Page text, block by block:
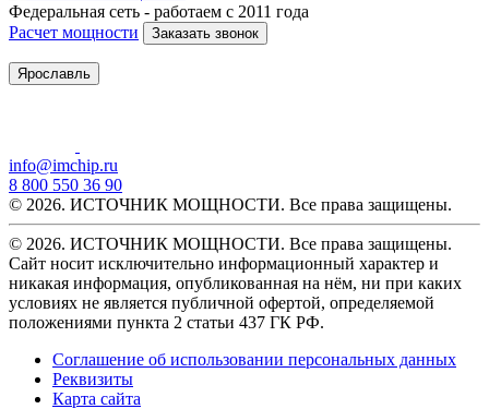
Федеральная сеть - работаем с 2011 года
Расчет мощности
Заказать звонок
Ярославль
info@imchip.ru
8 800 550 36 90
© 2026. ИСТОЧНИК МОЩНОСТИ. Все права защищены.
© 2026. ИСТОЧНИК МОЩНОСТИ. Все права защищены.
Сайт носит исключительно информационный характер и
никакая информация, опубликованная на нём, ни при каких
условиях не является публичной офертой, определяемой
положениями пункта 2 статьи 437 ГК РФ.
Соглашение об использовании персональных данных
Реквизиты
Карта сайта